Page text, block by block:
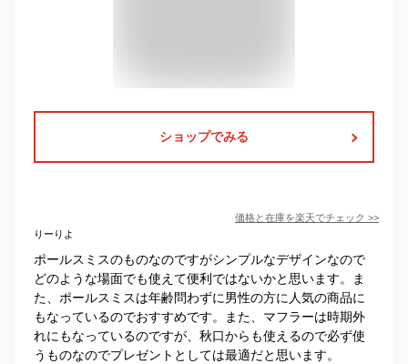
ショップでみる
価格と在庫を楽天でチェック >>
りーりよ
ポールスミスのものなのですがシンプルなデザインなので
どのような場面でも使えて便利ではないかと思います。ま
た、ポールスミスは年齢問わずに男性の方に人気の商品に
もなっているのでおすすめです。また、マフラーは時期外
れにもなっているのですが、秋口からも使えるので必ず使
うものなのでプレゼントとしては最適だと思います。